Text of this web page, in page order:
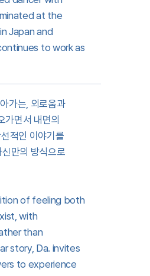
at the
Japan and
to work as
가는, 외로움과
가면서 내면의
적인 이야기를
만의 방식으로
of feeling both
with
than
story, Da. invites
to experience